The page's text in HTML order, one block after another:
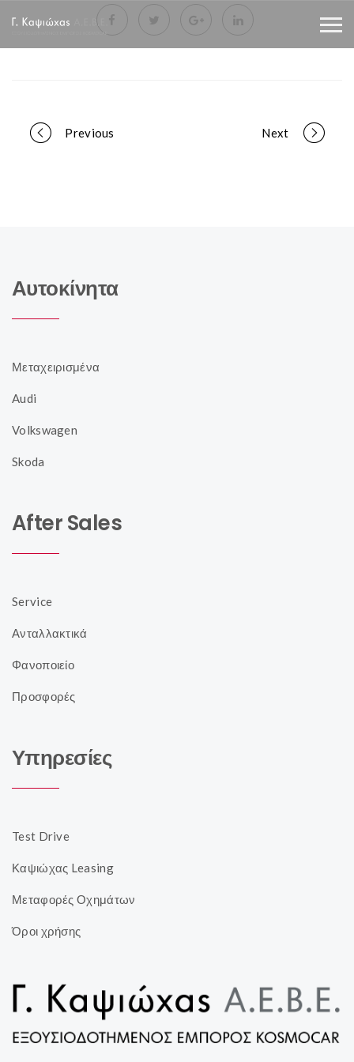
Portfolio
Previous Next
Αυτοκίνητα
Μεταχειρισμένα
Audi
Volkswagen
Skoda
After Sales
Service
Ανταλλακτικά
Φανοποιείο
Προσφορές
Υπηρεσίες
Test Drive
Καψιώχας Leasing
Μεταφορές Οχημάτων
Όροι χρήσης